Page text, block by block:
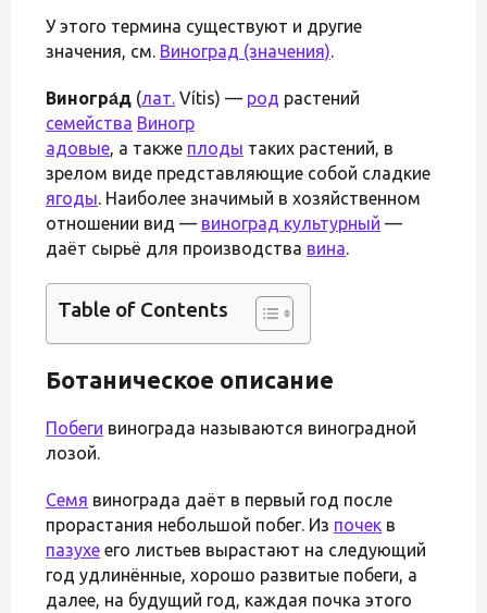
У этого термина существуют и другие
значения, см. Виноград (значения).
Виногра́д (лат. Vítis) — род растений
семейства Виногр
адовые, а также плоды таких растений, в
зрелом виде представляющие собой сладкие
ягоды. Наиболее значимый в хозяйственном
отношении вид — виноград культурный —
даёт сырьё для производства вина.
Table of Contents
Ботаническое описание
Побеги винограда называются виноградной
лозой.
Семя винограда даёт в первый год после
прорастания небольшой побег. Из почек в
пазухе его листьев вырастают на следующий
год удлинённые, хорошо развитые побеги, а
далее, на будущий год, каждая почка этого